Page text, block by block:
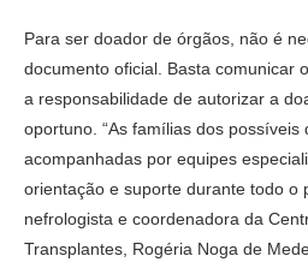
Para ser doador de órgãos, não é
documento oficial. Basta comunicar
a responsabilidade de autorizar a
oportuno. “As famílias dos possíveis
acompanhadas por equipes
orientação e suporte durante todo o
nefrologista e coordenadora da
Transplantes, Rogéria Noga de